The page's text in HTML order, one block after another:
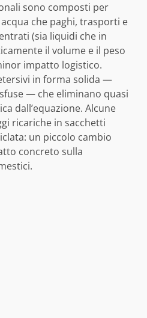
sono composti per
che paghi, trasporti e
(sia liquidi che in
il volume e il peso
impatto logistico.
in forma solida —
— che eliminano quasi
dall’equazione. Alcune
ricariche in sacchetti
un piccolo cambio
concreto sulla